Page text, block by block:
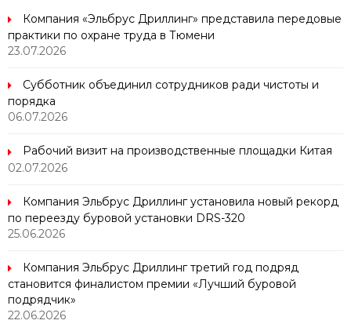
Компания «Эльбрус Дриллинг» представила передовые
практики по охране труда в Тюмени
23.07.2026
Субботник объединил сотрудников ради чистоты и
порядка
06.07.2026
Рабочий визит на производственные площадки Китая
02.07.2026
Компания Эльбрус Дриллинг установила новый рекорд
по переезду буровой установки DRS-320
25.06.2026
Компания Эльбрус Дриллинг третий год подряд
становится финалистом премии «Лучший буровой
подрядчик»
22.06.2026